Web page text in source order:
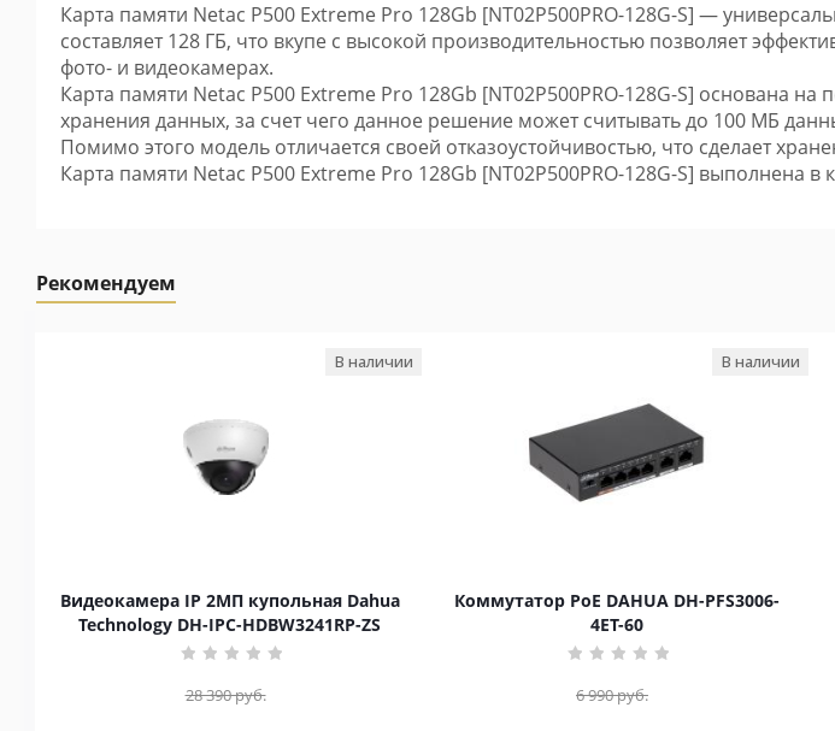
Карта памяти Netac P500 Extreme Pro 128Gb [NT02P500PRO-128G-S] —
составляет 128 ГБ, что вкупе с высокой производительностью позволяет
фото- и видеокамерах.
Карта памяти Netac P500 Extreme Pro 128Gb [NT02P500PRO-128G-S] основана
хранения данных, за счет чего данное решение может считывать до 100 МБ
Помимо этого модель отличается своей отказоустойчивостью, что сделает
Карта памяти Netac P500 Extreme Pro 128Gb [NT02P500PRO-128G-S] выполнена
Рекомендуем
Видеокамера IP 2МП купольная Dahua
Technology DH-IPC-HDBW3241RP-ZS
В наличии
28 390руб.
Коммутатор PoE DAHUA DH-PFS3006-
4ET-60
В наличии
6 990руб.